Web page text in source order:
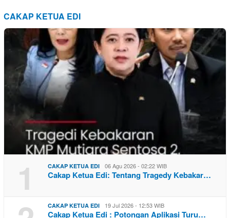
CAKAP KETUA EDI
1 CAKAP KETUA EDI 06 Agu 2026 - 02:22 WIB
Cakap Ketua Edi: Tentang Tragedy Kebakar…
CAKAP KETUA EDI 19 Jul 2026 - 12:53 WIB
Cakap Ketua Edi : Potongan Aplikasi Turu…